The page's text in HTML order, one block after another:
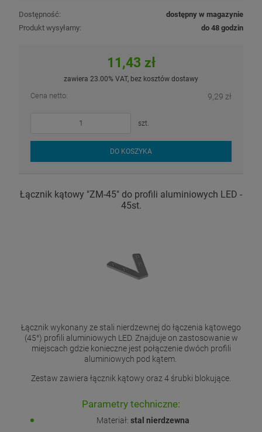
Dostępność:
dostępny w magazynie
Produkt wysyłamy:
do 48 godzin
11,43 zł
zawiera 23.00% VAT, bez kosztów dostawy
Cena netto: 9,29 zł
szt.
DO KOSZYKA
Łącznik kątowy "ZM-45" do profili aluminiowych LED -
45st.
Łącznik wykonany ze stali nierdzewnej do łączenia kątowego
(45°) profili aluminiowych LED. Znajduje on zastosowanie w
miejscach gdzie konieczne jest połączenie dwóch profili
aluminiowych pod kątem.
Zestaw zawiera łącznik kątowy oraz 4 śrubki blokujące.
Parametry techniczne:
Materiał: stal nierdzewna